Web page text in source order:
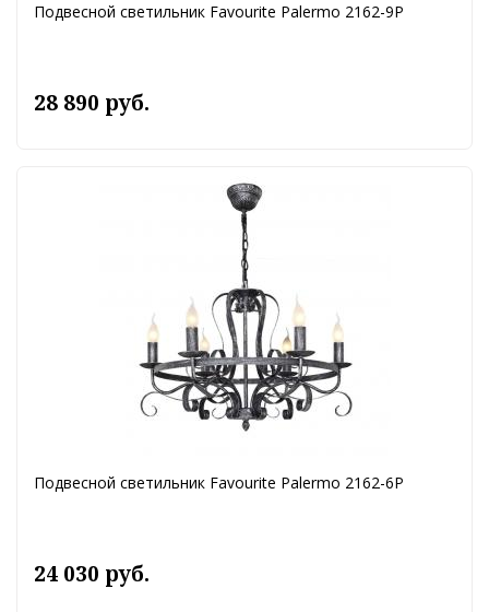
Подвесной светильник Favourite Palermo 2162-9P
28 890 руб.
Подвесной светильник Favourite Palermo 2162-6P
24 030 руб.